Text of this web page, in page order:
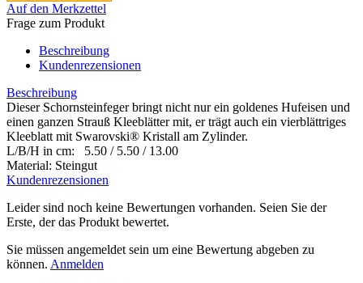
Auf den Merkzettel
Frage zum Produkt
Beschreibung
Kundenrezensionen
Beschreibung
Dieser Schornsteinfeger bringt nicht nur ein goldenes Hufeisen und
einen ganzen Strauß Kleeblätter mit, er trägt auch ein vierblättriges
Kleeblatt mit Swarovski® Kristall am Zylinder.
L/B/H in cm: 5.50 / 5.50 / 13.00
Material: Steingut
Kundenrezensionen
Leider sind noch keine Bewertungen vorhanden. Seien Sie der
Erste, der das Produkt bewertet.
Sie müssen angemeldet sein um eine Bewertung abgeben zu
können. Anmelden